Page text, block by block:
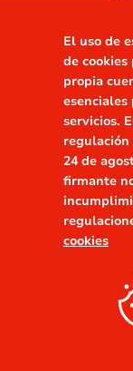
El uso de
de cookies
propia
servicios.
regulación
24 de
firmante
cookies